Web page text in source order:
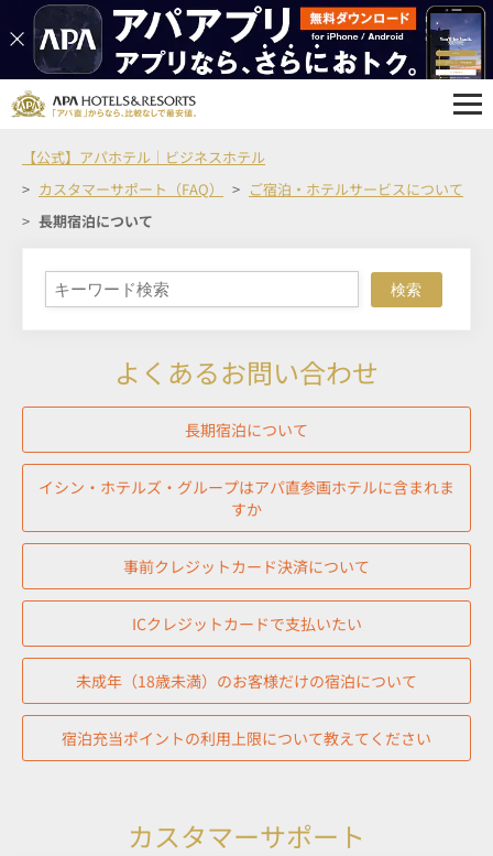
【公式】アパホテル｜ビジネスホテル
カスタマーサポート（FAQ）
ご宿泊・ホテルサービスについて
長期宿泊について
検索
よくあるお問い合わせ
長期宿泊について
イシン・ホテルズ・グループはアパ直参画ホテルに含まれま
すか
事前クレジットカード決済について
ICクレジットカードで支払いたい
未成年（18歳未満）のお客様だけの宿泊について
宿泊充当ポイントの利用上限について教えてください
カスタマーサポート